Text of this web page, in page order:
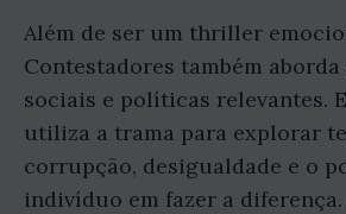
Além de ser um thriller
Contestadores também aborda
sociais e políticas relevantes.
utiliza a trama para explorar
corrupção, desigualdade e o
indivíduo em fazer a